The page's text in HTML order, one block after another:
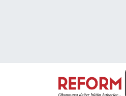
Trafik Durumu